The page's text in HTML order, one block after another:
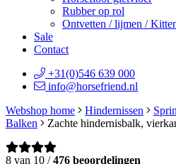
Rubber op rol
Ontvetten / lijmen /
Sale
Contact
+31(0)546 639 000
info@horsefriend.nl
Webshop home
Hindernissen
Balken
Zachte hindernisbalk,
8 van 10 /476 beoordelingen